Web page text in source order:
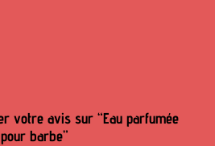
votre avis sur “Eau parfumée
barbe”